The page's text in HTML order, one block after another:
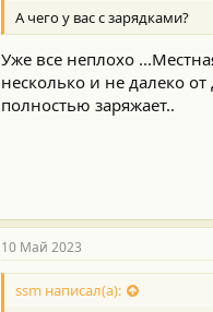
н
с
т
и
:
А чего у вас с зарядками?
Уже все неплохо
несколько и не далеко
полностью заряжает..
10 Май 2023
ssm написал(а):